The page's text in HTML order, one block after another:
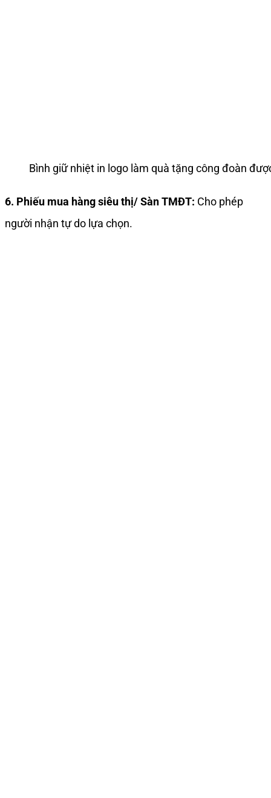
Bình giữ nhiệt in logo làm quà tặng công đoàn
6. Phiếu mua hàng siêu thị/ Sàn TMĐT: Cho phép
người nhận tự do lựa chọn.